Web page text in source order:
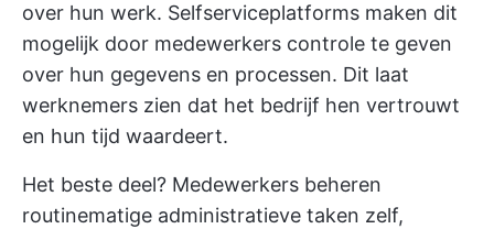
over hun werk. Selfserviceplatforms maken dit
mogelijk door medewerkers controle te geven
over hun gegevens en processen. Dit laat
werknemers zien dat het bedrijf hen vertrouwt
en hun tijd waardeert.
Het beste deel? Medewerkers beheren
routinematige administratieve taken zelf,